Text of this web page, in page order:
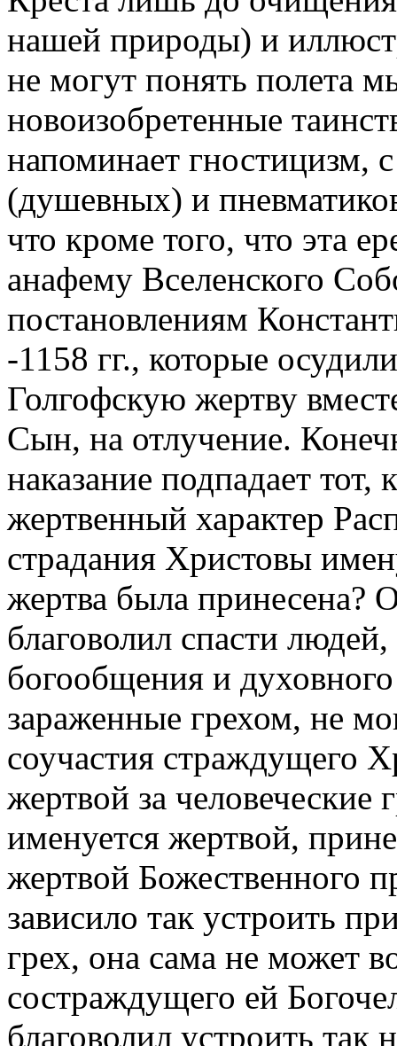
нашей природы) и
не могут понять полета
новоизобретенные
напоминает гностицизм,
(душевных) и
что кроме того, что эта
анафему Вселенского
постановлениям
-1158 гг., которые
Голгофскую жертву
Сын, на отлучение.
наказание подпадает тот,
жертвенный характер
страдания Христовы
жертва была принесена?
благоволил спасти
богообщения и
зараженные грехом, не
соучастия страждущего
жертвой за
именуется жертвой,
жертвой Божественного
зависило так устроить
грех, она сама не может
состраждущего ей
благоволил устроить